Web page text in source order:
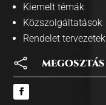
Kiemelt témák
Közszolgáltatások
Rendelet tervezetek
 megosztás